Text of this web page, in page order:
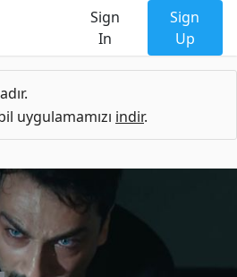
Sign
In
Sign
Up
uygulamamızı indir.